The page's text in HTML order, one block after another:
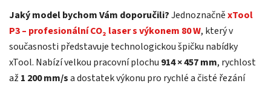
Jaký model bychom Vám doporučili?JednoznačněxTool
P3 – profesionální CO₂ laser s výkonem 80 W, který v
současnosti představuje technologickou špičku nabídky
xTool. Nabízí velkou pracovní plochu 914 × 457 mm, rychlost
až 1 200 mm/sa dostatek výkonu pro rychlé a čisté řezání